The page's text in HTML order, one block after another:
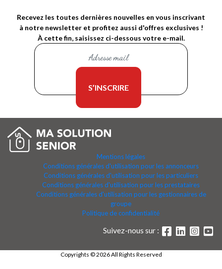
Recevez les toutes dernières nouvelles en vous inscrivant
à notre newsletter et profitez aussi d'offres exclusives !
À cette fin, saisissez ci-dessous votre e-mail.
Mentions légales
Conditions générales d'utilisation pour les annonceurs
Conditions générales d'utilisation pour les particuliers
Conditions générales d'utilisation pour les prestataires
Conditions générales d'utilisation pour les gestionnaires de
groupe
Politique de confidentialité
Suivez-nous sur :
Copyrights © 2026 All Rights Reserved